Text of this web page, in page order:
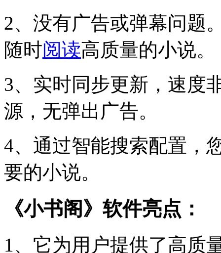
2、没有广告或弹幕问题
随时阅读高质量的小说。
3、实时同步更新，速度
源，无弹出广告。
4、通过智能搜索配置，
要的小说。
《小书阁》软件亮点：
1、它为用户提供了高质